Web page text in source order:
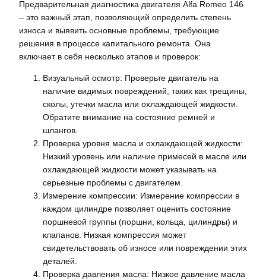
Предварительная диагностика двигателя Alfa Romeo 146
– это важный этап, позволяющий определить степень
износа и выявить основные проблемы, требующие
решения в процессе капитального ремонта. Она
включает в себя несколько этапов и проверок:
Визуальный осмотр: Проверьте двигатель на
наличие видимых повреждений, таких как трещины,
сколы, утечки масла или охлаждающей жидкости.
Обратите внимание на состояние ремней и
шлангов.
Проверка уровня масла и охлаждающей жидкости:
Низкий уровень или наличие примесей в масле или
охлаждающей жидкости может указывать на
серьезные проблемы с двигателем.
Измерение компрессии: Измерение компрессии в
каждом цилиндре позволяет оценить состояние
поршневой группы (поршни, кольца, цилиндры) и
клапанов. Низкая компрессия может
свидетельствовать об износе или повреждении этих
деталей.
Проверка давления масла: Низкое давление масла